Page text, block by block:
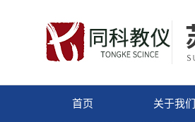
首页 关于我们